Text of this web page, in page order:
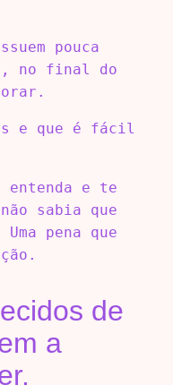
pouca
no final do
e que é fácil
entenda e te
sabia que
pena que
de
a